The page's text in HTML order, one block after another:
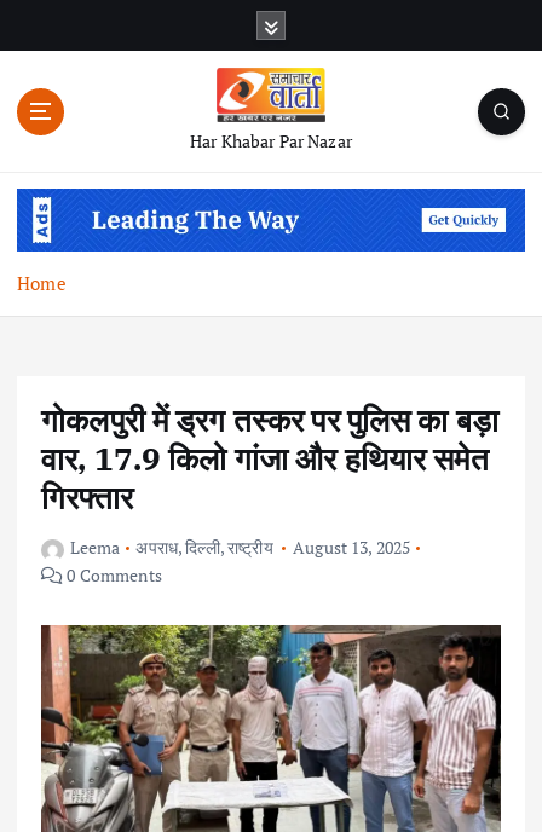
n
Har Khabar Par Nazar
Home
गोकलपुरी में ड्रग तस्कर पर पुलिस का बड़ा
वार, 17.9 किलो गांजा और हथियार समेत
गिरफ्तार
Leema अपराध,दिल्ली,राष्ट्रीय
August 13, 2025
0 Comments